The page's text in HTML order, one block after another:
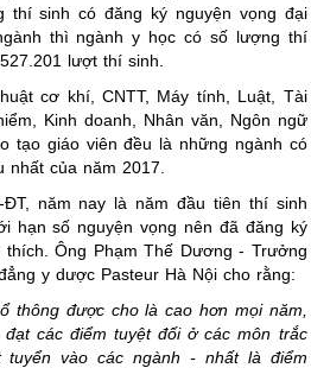
thí sinh có đăng ký nguyện vọng đại
thì ngành y học có số lượng thí
lượt thí sinh.
cơ khí, CNTT, Máy tính, Luật, Tài
Kinh doanh, Nhân văn, Ngôn ngữ
tạo giáo viên đều là những ngành có
của năm 2017.
năm nay là năm đầu tiên thí sinh
hạn số nguyện vọng nên đã đăng ký
Ông Phạm Thế Dương - Trưởng
y dược Pasteur Hà Nội cho rằng:
thông được cho là cao hơn mọi năm,
các điểm tuyệt đối ở các môn trắc
vào các ngành - nhất là điểm